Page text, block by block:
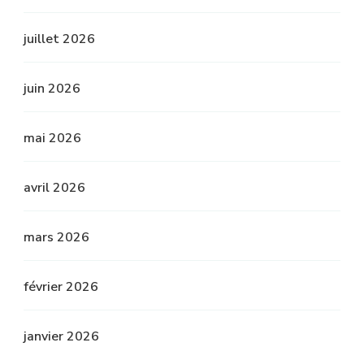
juillet 2026
juin 2026
mai 2026
avril 2026
mars 2026
février 2026
janvier 2026